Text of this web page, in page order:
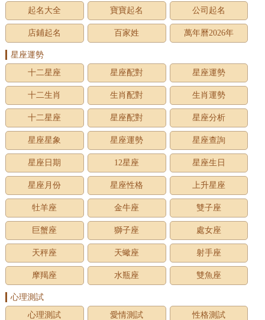
起名大全 寶寶起名 公司起名
店鋪起名 百家姓 萬年曆2026年
星座運勢
十二星座
星座配對 星座運勢
十二生肖 生肖配對 生肖運勢
十二星座 星座配對 星座分析
星座星象 星座運勢 星座查詢
星座日期 12星座 星座生日
星座月份 星座性格 上升星座
牡羊座 金牛座 雙子座
巨蟹座 獅子座 處女座
天秤座 天蠍座 射手座
摩羯座 水瓶座 雙魚座
心理測試
心理測試
愛情測試 性格測試